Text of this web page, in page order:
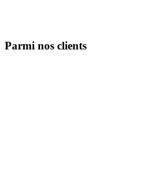
Parmi nos clients